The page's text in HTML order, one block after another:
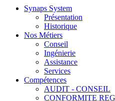
Synaps System
Présentation
Historique
Nos Métiers
Conseil
Ingénierie
Assistance
Services
Compétences
AUDIT - CONSEIL
CONFORMITE